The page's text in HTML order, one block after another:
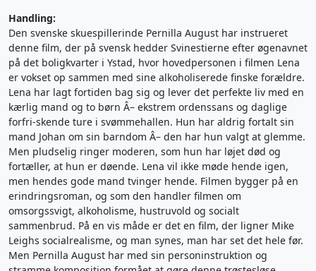
Handling:
Den svenske skuespillerinde Pernilla August har instrueret
denne film, der på svensk hedder Svinestierne efter øgenavnet
på det boligkvarter i Ystad, hvor hovedpersonen i filmen Lena
er vokset op sammen med sine alkoholiserede finske forældre.
Lena har lagt fortiden bag sig og lever det perfekte liv med en
kærlig mand og to børn Â– ekstrem ordenssans og daglige
forfri-skende ture i svømmehallen. Hun har aldrig fortalt sin
mand Johan om sin barndom Â– den har hun valgt at glemme.
Men pludselig ringer moderen, som hun har løjet død og
fortæller, at hun er døende. Lena vil ikke møde hende igen,
men hendes gode mand tvinger hende. Filmen bygger på en
erindringsroman, og som den handler filmen om
omsorgssvigt, alkoholisme, hustruvold og socialt
sammenbrud. På en vis måde er det en film, der ligner Mike
Leighs socialrealisme, og man synes, man har set det hele før.
Men Pernilla August har med sin personinstruktion og